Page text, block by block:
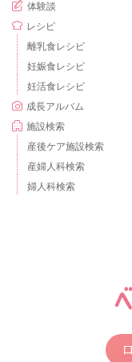
体験談
レシピ
離乳食レシピ
妊娠食レシピ
妊活食レシピ
成長アルバム
施設検索
産後ケア施設検索
産婦人科検索
婦人科検索